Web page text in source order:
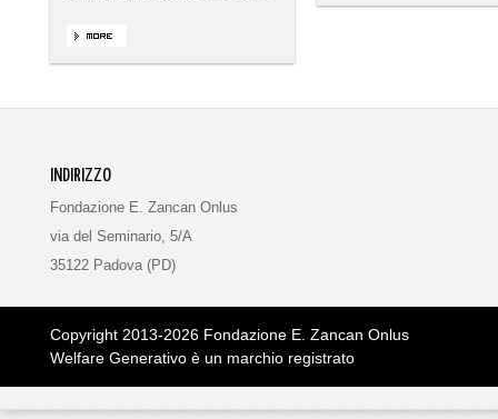
INDIRIZZO
Fondazione E. Zancan Onlus
via del Seminario, 5/A
35122 Padova (PD)
Copyright 2013-2026 Fondazione E. Zancan Onlus
Welfare Generativo è un marchio registrato